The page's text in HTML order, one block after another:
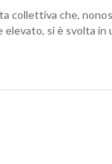
collettiva che,
si è svolta in